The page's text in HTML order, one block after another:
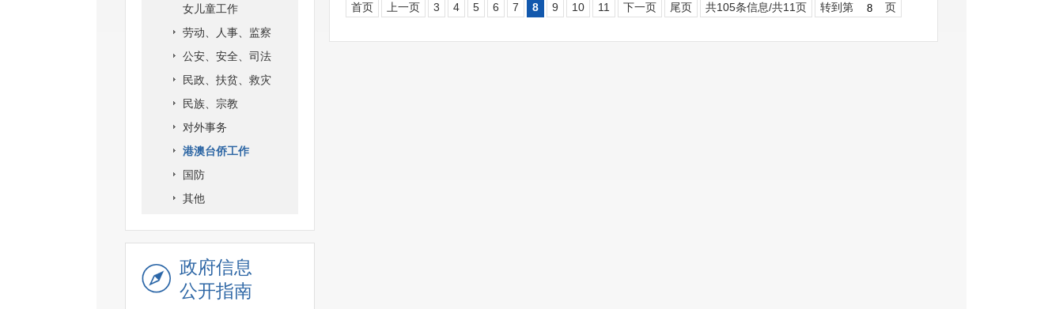
女儿童工作
劳动、人事、监察
公安、安全、司法
民政、扶贫、救灾
民族、宗教
对外事务
港澳台侨工作
国防
其他
政府信息
公开指南
首页 上一页 3 4 5 6 7 8 9 10 11 下一页 尾页 共105条信息/共11页 转到第 页